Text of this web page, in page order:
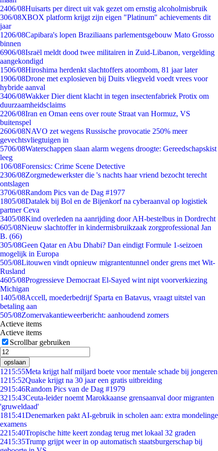
2406/08Huisarts per direct uit vak gezet om ernstig alcoholmisbruik
306/08XBOX platform krijgt zijn eigen "Platinum" achievements dit
jaar
1206/08Capibara's lopen Braziliaans parlementsgebouw Mato Grosso
binnen
6906/08Israël meldt dood twee militairen in Zuid-Libanon, vergelding
aangekondigd
1506/08Hiroshima herdenkt slachtoffers atoombom, 81 jaar later
1906/08Drone met explosieven bij Duits vliegveld voedt vrees voor
hybride aanval
3406/08Wakker Dier dient klacht in tegen insectenfabriek Protix om
duurzaamheidsclaims
2206/08Iran en Oman eens over route Straat van Hormuz, VS
buitenspel
2606/08NAVO zet wegens Russische provocatie 250% meer
gevechtsvliegtuigen in
5706/08Waterschappen slaan alarm wegens droogte: Gereedschapskist
leeg
106/08Forensics: Crime Scene Detective
2306/08Zorgmedewerkster die 's nachts haar vriend bezocht terecht
ontslagen
3706/08Random Pics van de Dag #1977
1805/08Datalek bij Bol en de Bijenkorf na cyberaanval op logistiek
partner Ceva
3405/08Kind overleden na aanrijding door AH-bestelbus in Dordrecht
605/08Nieuw slachtoffer in kindermisbruikzaak zorgprofessional Jan
B. (66)
305/08Geen Qatar en Abu Dhabi? Dan eindigt Formule 1-seizoen
mogelijk in Europa
505/08Litouwen vindt opnieuw migrantentunnel onder grens met Wit-
Rusland
4605/08Progressieve Democraat El-Sayed wint nipt voorverkiezing
Michigan
1405/08Accell, moederbedrijf Sparta en Batavus, vraagt uitstel van
betaling aan
505/08Zomervakantieweerbericht: aanhoudend zomers
Actieve items
Actieve items
Scrollbar gebruiken
opslaan
1215:55Meta krijgt half miljard boete voor mentale schade bij jongeren
1215:52Quake krijgt na 30 jaar een gratis uitbreiding
2915:46Random Pics van de Dag #1979
3215:43Ceuta-leider noemt Marokkaanse grensaanval door migranten
'gruweldaad'
1815:41Denemarken pakt AI-gebruik in scholen aan: extra mondelinge
examens
2215:40Tropische hitte keert zondag terug met lokaal 32 graden
2415:35Trump grijpt weer in op automatisch staatsburgerschap bij